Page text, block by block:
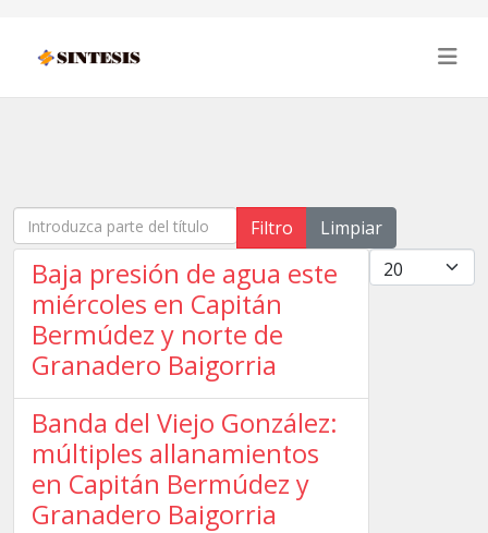
Introduzca parte del título Filtro
Limpiar
Cantidad
Baja presión de agua este
miércoles en Capitán
Bermúdez y norte de
Granadero Baigorria
Banda del Viejo González:
múltiples allanamientos
en Capitán Bermúdez y
Granadero Baigorria